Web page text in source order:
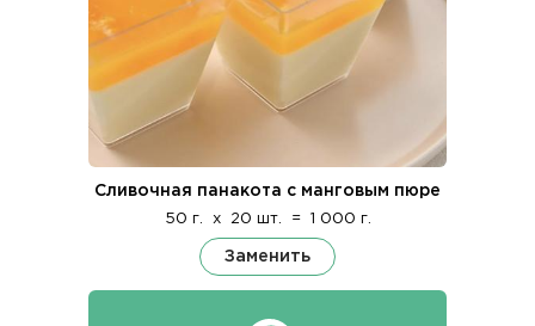
Сливочная панакота с манговым пюре
50 г. x 20 шт. = 1 000 г.
Заменить